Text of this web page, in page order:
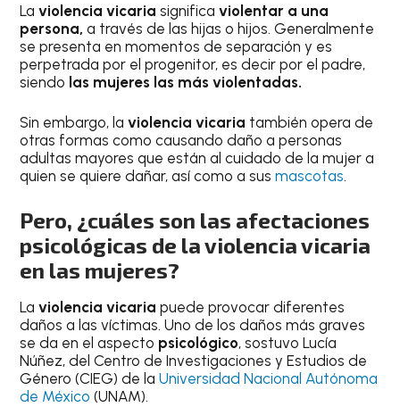
Laviolencia vicaria significaviolentar a una
persona,a través de las hijas o hijos. Generalmente
se presenta en momentos de separación y es
perpetrada por el progenitor, es decir por el padre,
siendo las mujeres las más violentadas.
Sin embargo, laviolencia vicaria también opera de
otras formas como causando daño a personas
adultas mayores que están al cuidado de la mujer a
quien se quiere dañar, así como a susmascotas.
Pero, ¿cuáles son las afectaciones
psicológicas de la violencia vicaria
en las mujeres?
Laviolencia vicariapuede provocar diferentes
daños a las víctimas. Uno de los daños más graves
se da en el aspecto psicológico, sostuvo Lucía
Núñez, del Centro de Investigaciones y Estudios de
Género (CIEG) de laUniversidad Nacional Autónoma
de México (UNAM).